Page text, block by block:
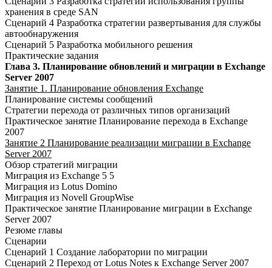
хранения в среде SAN
Сценарий 4 Разработка стратегии развертывания для службы
автообнаружения
Сценарий 5 Разработка мобильного решения
Практические задания
Глава 3. Планирование обновлений и миграции в Exchange
Server 2007
Занятие 1. Планирование обновления Exchange
Планирование системы сообщений
Стратегии перехода от различных типов организаций
Практическое занятие Планирование перехода в Exchange
2007
Занятие 2 Планирование реализации миграции в Exchange
Server 2007
Обзор стратегий миграции
Миграция из Exchange 5 5
Миграция из Lotus Domino
Миграция из Novell GroupWise
Практическое занятие Планирование миграции в Exchange
Server 2007
Резюме главы
Сценарии
Сценарий 1 Создание лаборатории по миграции
Сценарий 2 Переход от Lotus Notes к Exchange Server 2007